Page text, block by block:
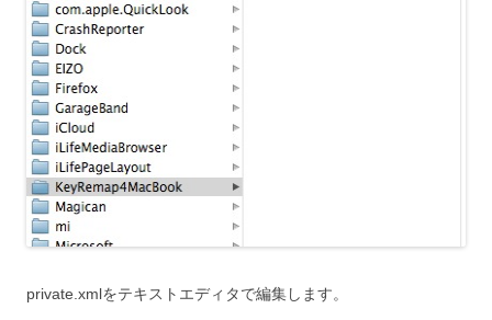
private.xmlをテキストエディタで編集します。